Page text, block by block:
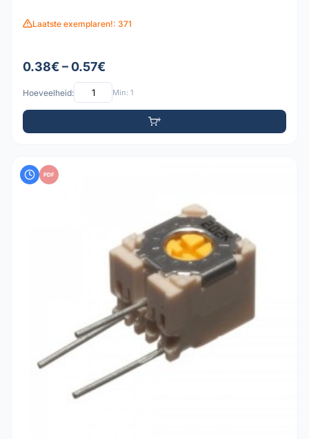
Laatste exemplaren!: 371
0.38€ – 0.57€
Hoeveelheid: Min: 1
PDF